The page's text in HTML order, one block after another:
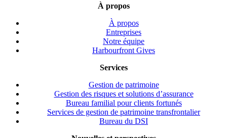
À propos
À propos
Entreprises
Notre équipe
Harbourfront Gives
Services
Gestion de patrimoine
Gestion des risques et solutions d’assurance
Bureau familial pour clients fortunés
Services de gestion de patrimoine transfrontalier
Bureau du DSI